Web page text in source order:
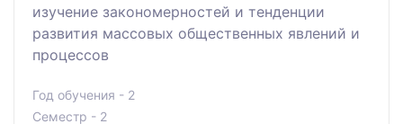
изучение закономерностей и тенденции
развития массовых общественных явлений и
процессов
Год обучения - 2
Семестр - 2